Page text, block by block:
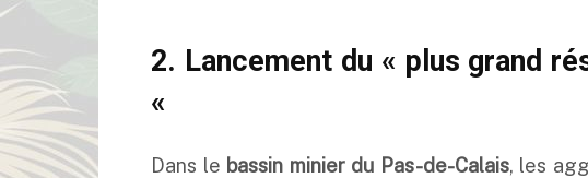
2. Lancement du « plus grand
«
Dans le bassin minier du Pas-de-Calais, les